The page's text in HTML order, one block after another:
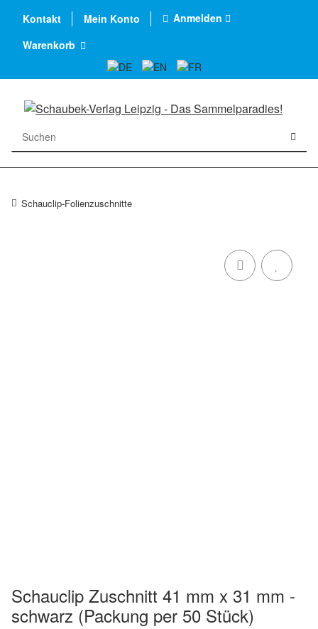
Kontakt Mein Konto
Anmelden
Warenkorb
Schauclip-Folienzuschnitte
Schauclip Zuschnitt 41 mm x 31 mm -
schwarz (Packung per 50 Stück)